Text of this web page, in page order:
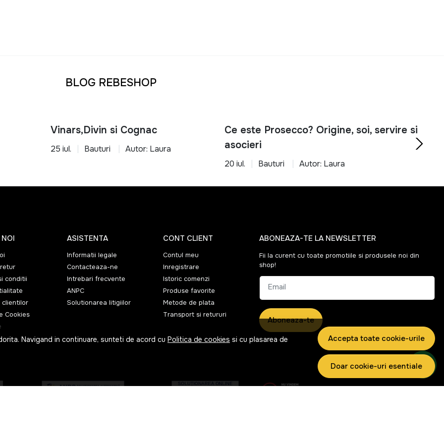
Navigand in continuare, sunteti de acord cu Politica de cookies si cu plasarea de
Accepta toate cookie-urile
Doar cookie-uri esentiale
BLOG REBESHOP
Vinars,Divin si Cognac
25 iul. Bauturi Autor: Laura
Ce este Prosecco? Origine, soi, servire si
asocieri
20 iul. Bauturi Autor: Laura
NOI
conditii
clientilor
Cookies
ASISTENTA
Informatii legale
Contacteaza-ne
Intrebari frecvente
ANPC
Solutionarea litigiilor
CONT CLIENT
Contul meu
Inregistrare
Istoric comenzi
Produse favorite
Metode de plata
Transport si retururi
ABONEAZA-TE LA NEWSLETTER
Fii la curent cu toate promotiile si produsele noi din
shop!
Email
Aboneaza-te